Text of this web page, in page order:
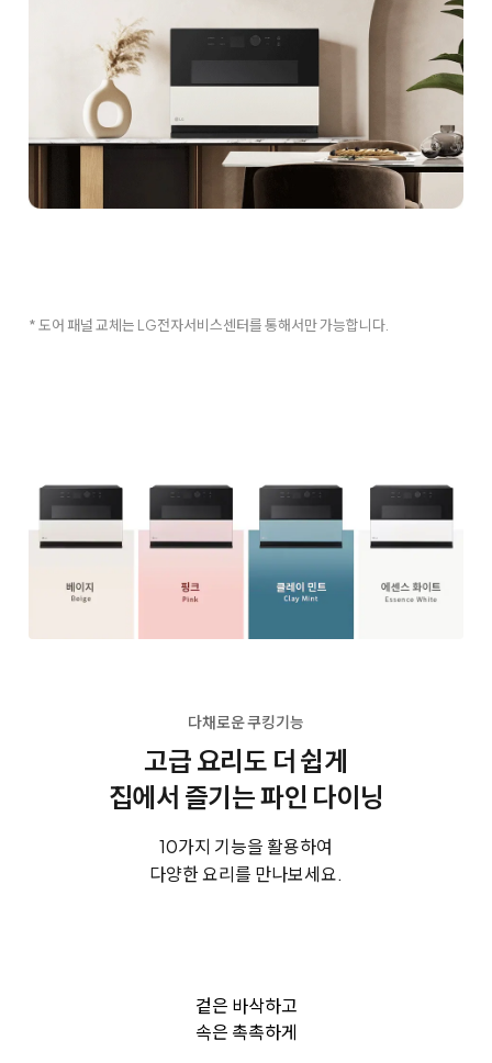
* 도어 패널 교체는 LG전자서비스센터를 통해서만 가능합니다.
다채로운 쿠킹기능
고급 요리도 더 쉽게
집에서 즐기는 파인 다이닝
10가지 기능을 활용하여
다양한 요리를 만나보세요.
겉은 바삭하고
속은 촉촉하게